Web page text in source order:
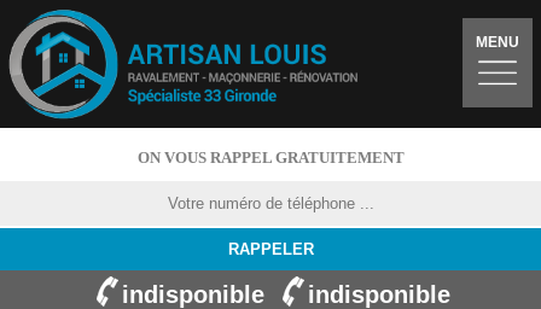
MENU
ON VOUS RAPPEL GRATUITEMENT
indisponible indisponible